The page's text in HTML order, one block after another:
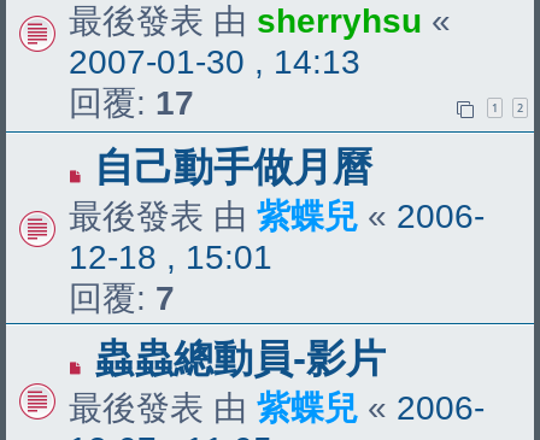
最後發表 由 sherryhsu «
2007-01-30 , 14:13
回覆: 17 1 2
自己動手做月曆
最後發表 由 紫蝶兒 « 2006-
12-18 , 15:01
回覆: 7
蟲蟲總動員-影片
最後發表 由 紫蝶兒 « 2006-